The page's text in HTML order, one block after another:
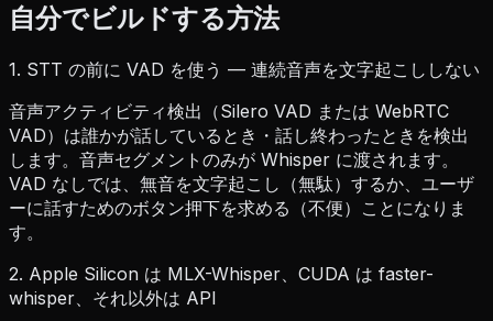
自分でビルドする方法
1. STT の前に VAD を使う — 連続音声を文字起こししない
音声アクティビティ検出（Silero VAD または WebRTC
VAD）は誰かが話しているとき・話し終わったときを検出
します。音声セグメントのみが Whisper に渡されます。
VAD なしでは、無音を文字起こし（無駄）するか、ユーザ
ーに話すためのボタン押下を求める（不便）ことになりま
す。
2. Apple Silicon は MLX-Whisper、CUDA は faster-
whisper、それ以外は API